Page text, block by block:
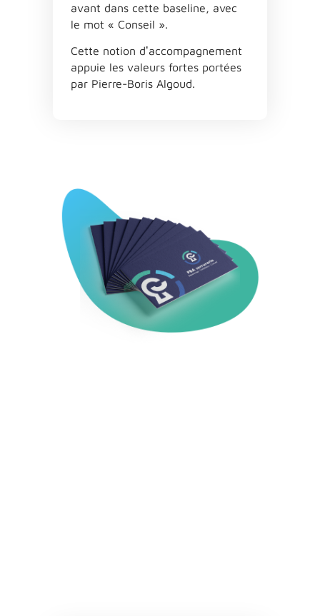
avant dans cette baseline, avec
le mot « Conseil ».
Cette notion dʼaccompagnement
appuie les valeurs fortes portées
par Pierre-Boris Algoud.